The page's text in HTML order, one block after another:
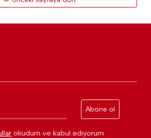
Abone ol
okudum ve kabul ediyorum